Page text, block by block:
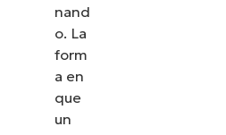
nand
o. La
form
a en
que
un